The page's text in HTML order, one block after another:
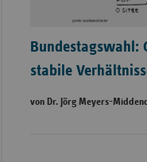
Bundestagswahl:
stabile
von Dr. Jörg Meyers-